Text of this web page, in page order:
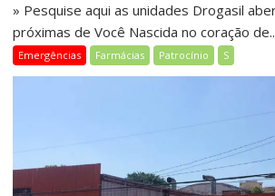
» Pesquise aqui as unidades Drogasil
próximas de Você Nascida no coração
Emergências Farmácias Patrocínio S